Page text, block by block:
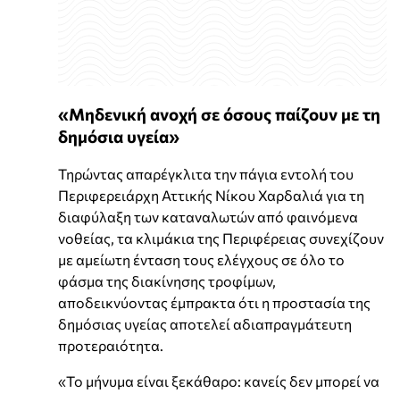
«Μηδενική ανοχή σε όσους παίζουν με τη
δημόσια υγεία»
Τηρώντας απαρέγκλιτα την πάγια εντολή του
Περιφερειάρχη Αττικής Νίκου Χαρδαλιά για τη
διαφύλαξη των καταναλωτών από φαινόμενα
νοθείας, τα κλιμάκια της Περιφέρειας συνεχίζουν
με αμείωτη ένταση τους ελέγχους σε όλο το
φάσμα της διακίνησης τροφίμων,
αποδεικνύοντας έμπρακτα ότι η προστασία της
δημόσιας υγείας αποτελεί αδιαπραγμάτευτη
προτεραιότητα.
«Το μήνυμα είναι ξεκάθαρο: κανείς δεν μπορεί να